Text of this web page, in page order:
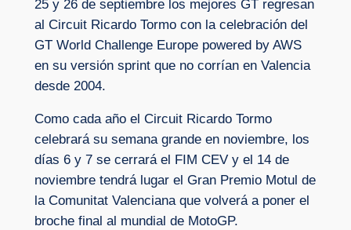
25 y 26 de septiembre los mejores GT regresan
al Circuit Ricardo Tormo con la celebración del
GT World Challenge Europe powered by AWS
en su versión sprint que no corrían en Valencia
desde 2004.
Como cada año el Circuit Ricardo Tormo
celebrará su semana grande en noviembre, los
días 6 y 7 se cerrará el FIM CEV y el 14 de
noviembre tendrá lugar el Gran Premio Motul de
la Comunitat Valenciana que volverá a poner el
broche final al mundial de MotoGP.